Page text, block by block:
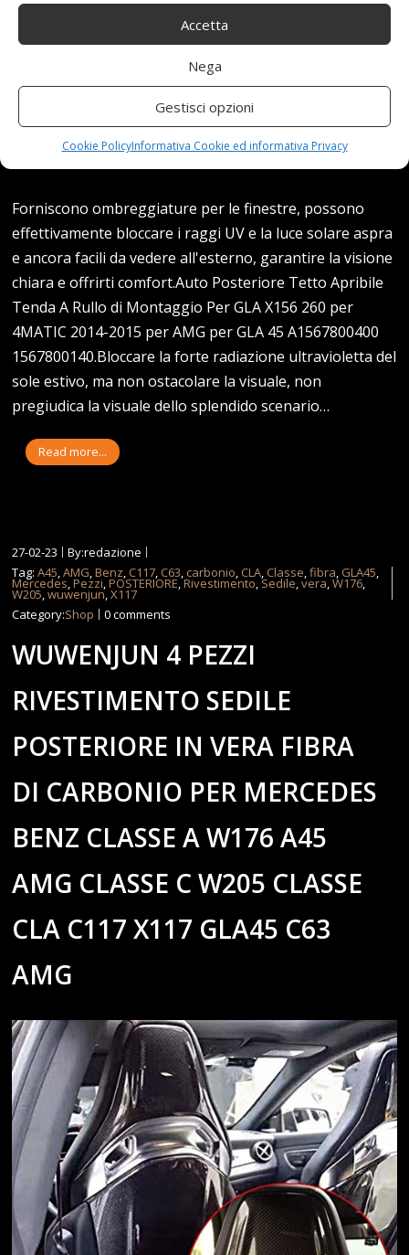
Accetta
Nega
Gestisci opzioni
Cookie PolicyInformativa Cookie ed informativa Privacy
Forniscono ombreggiature per le finestre, possono
effettivamente bloccare i raggi UV e la luce solare aspra
e ancora facili da vedere all'esterno, garantire la visione
chiara e offrirti comfort.Auto Posteriore Tetto Apribile
Tenda A Rullo di Montaggio Per GLA X156 260 per
4MATIC 2014-2015 per AMG per GLA 45 A1567800400
1567800140.Bloccare la forte radiazione ultravioletta del
sole estivo, ma non ostacolare la visuale, non
pregiudica la visuale dello splendido scenario…
Read more...
27-02-23
By:redazione
Tag:A45,AMG,Benz, C117, C63, carbonio, CLA, Classe,fibra, GLA45,
Mercedes,Pezzi,POSTERIORE,Rivestimento,Sedile,vera,W176,
W205,wuwenjun,X117
Category:Shop 0 comments
WUWENJUN 4 PEZZI
RIVESTIMENTO SEDILE
POSTERIORE IN VERA FIBRA
DI CARBONIO PER MERCEDES
BENZ CLASSE A W176 A45
AMG CLASSE C W205 CLASSE
CLA C117 X117 GLA45 C63
AMG